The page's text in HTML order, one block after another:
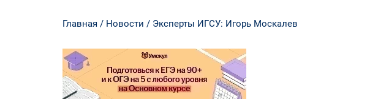
Главная Новости Эксперты ИГСУ: Игорь Москалев